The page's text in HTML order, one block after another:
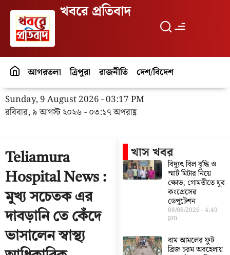
খবরে প্রতিবাদ
আগরতলা ত্রিপুরা রাজনীতি দেশ/বিদেশ
Sunday, 9 August 2026 - 03:17 PM
রবিবার, ৯ আগস্ট ২০২৬ - ০৩:১৭ অপরাহ্ণ
Teliamura
Hospital News :
মুখ্য সচেতক এর
দাবড়ানি তে কেঁদে
ভাসালেন স্বাস্থ্য
খাস খবর
বিদ্যুৎ বিল বৃদ্ধি ও
স্মার্ট মিটার নিয়ে
ক্ষোভ, গোমতীতে যুব
কংগ্রেসের
ডেপুটেশন
08/08/2026 4:49
pm
বাম আমলের ফুট
ব্রিজ চরম অবহেলায়